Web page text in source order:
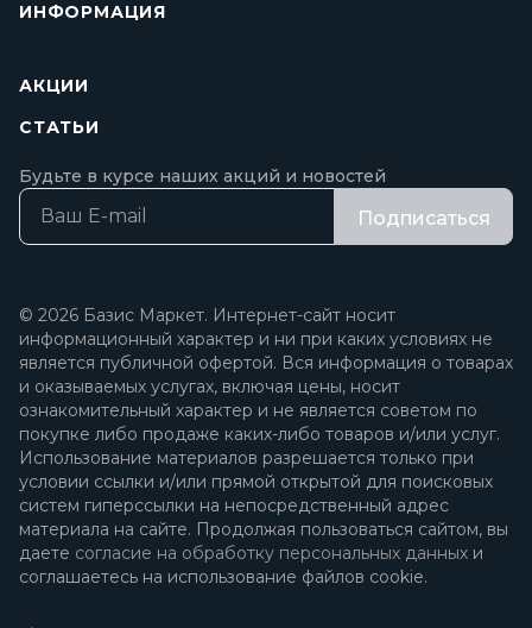
ИНФОРМАЦИЯ
АКЦИИ
СТАТЬИ
Будьте в курсе наших акций и новостей
Подписаться
© 2026 Базис Маркет. Интернет-сайт носит
информационный характер и ни при каких условиях не
является публичной офертой. Вся информация о товарах
и оказываемых услугах, включая цены, носит
ознакомительный характер и не является советом по
покупке либо продаже каких-либо товаров и/или услуг.
Использование материалов разрешается только при
условии ссылки и/или прямой открытой для поисковых
систем гиперссылки на непосредственный адрес
материала на сайте. Продолжая пользоваться сайтом, вы
даете согласие на обработку персональных данных и
соглашаетесь на использование файлов cookie.